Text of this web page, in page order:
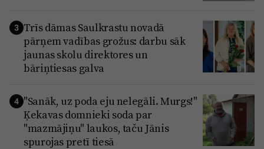
3 Trīs dāmas Saulkrastu novadā
pārņem vadības grožus: darbu sāk
jaunas skolu direktores un
bāriņtiesas galva
4 "Sanāk, uz poda eju nelegāli. Murgs!"
Ķekavas domnieki soda par
"mazmājiņu" laukos, taču Jānis
spurojas pretī tiesā